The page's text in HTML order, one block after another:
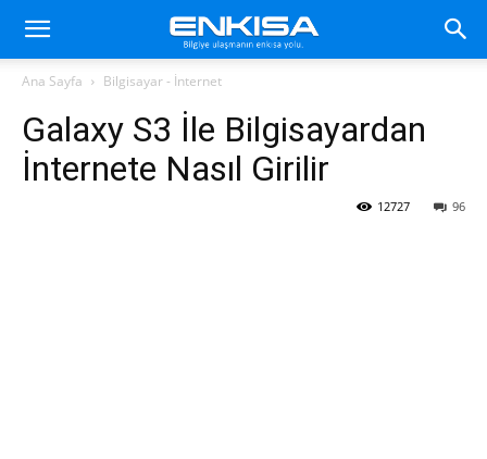
Ana Sayfa Bilgisayar - İnternet
Galaxy S3 İle Bilgisayardan
İnternete Nasıl Girilir
96
12727